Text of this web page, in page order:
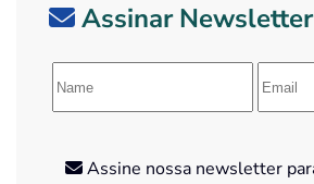
Assinar Newsletter
Assine nossa newsletter